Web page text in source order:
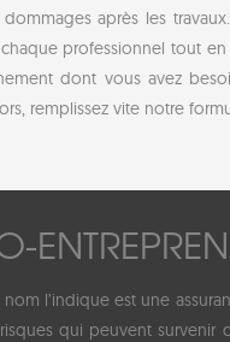
après les
professionnel tout
dont vous avez
remplissez vite notre
l’indique est une
qui peuvent survenir